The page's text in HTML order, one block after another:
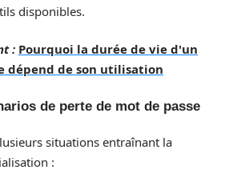
disponibles.
: Pourquoi la durée de vie d'un
de son utilisation
de perte de mot de passe
situations entraînant la
: